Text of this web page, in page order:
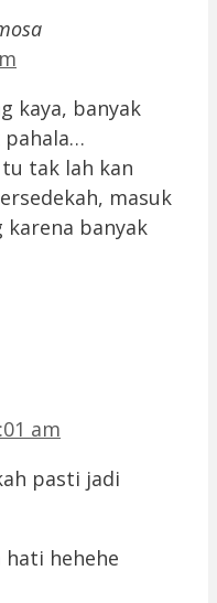
kaya, banyak
pahala…
tak lah kan
masuk
karena banyak
am
pasti jadi
hehehe